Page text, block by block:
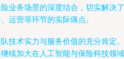
业务场景的深度结合，切实解决了
运营等环节的实际痛点。
技术实力与服务价值的充分肯定。
续加大在人工智能与保险科技领域